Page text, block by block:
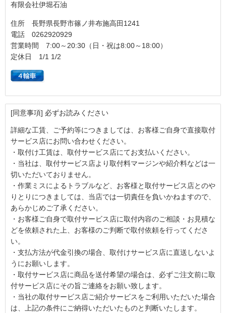
有限会社伊堀石油
住所 長野県長野市篠ノ井布施高田1241
電話 0262920929
営業時間 7:00～20:30（日・祝は8:00～18:00）
定休日 1/1 1/2
[同意事項] 必ずお読みください
詳細な工賃、ご予約等につきましては、お客様ご自身で直接取付
サービス店にお問い合わせください。
・取付け工賃は、取付サービス店にてお支払いください。
・当社は、取付サービス店より取付料マージンや紹介料などは一
切いただいておりません。
・作業ミスによるトラブルなど、お客様と取付サービス店とのや
りとりにつきましては、当店では一切責任を負いかねますので、
あらかじめご了承ください。
・お客様ご自身で取付サービス店に取付内容のご相談・お見積な
どを依頼された上、お客様のご判断で取付依頼を行ってくださ
い。
・支払方法が代金引換の場合、取付けサービス店に直送しないよ
うにお願いします。
・取付サービス店に商品を送付希望の場合は、必ずご注文前に取
付サービス店にその旨ご連絡をお願い致します。
・当社の取付サービス店ご紹介サービスをご利用いただいた場合
は、上記の条件にご納得いただいたものと判断いたします。